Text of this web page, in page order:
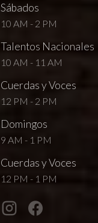
Sábados
10 AM - 2 PM
Talentos Nacionales
10 AM - 11 AM
Cuerdas y Voces
12 PM - 2 PM
Domingos
9 AM - 1 PM
Cuerdas y Voces
12 PM - 1 PM